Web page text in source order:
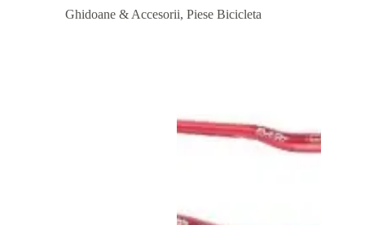
Ghidoane & Accesorii, Piese Bicicleta